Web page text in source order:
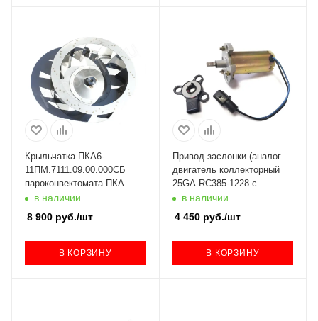
Крыльчатка ПКА6-
11ПМ.7111.09.00.000СБ
пароконвектомата ПКА
Абатв наличии
8 900 руб./шт
В КОРЗИНУ
Привод заслонки (аналог
двигатель коллекторный
25GA-RC385-1228 с
резистором)
в наличии
4 450руб./шт
В КОРЗИНУ